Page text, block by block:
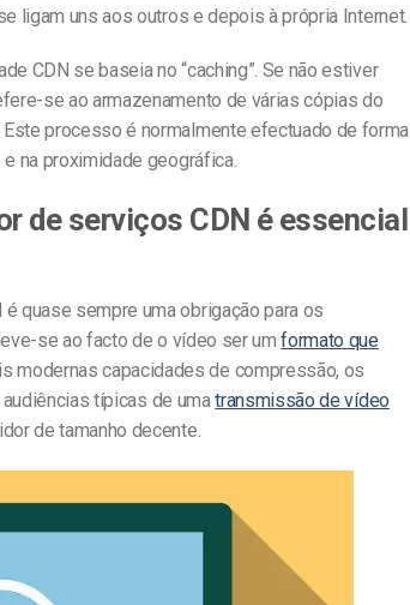
ligam uns aos outros e depois à própria Internet.
CDN se baseia no “caching”. Se não estiver
se ao armazenamento de várias cópias do
processo é normalmente efectuado de forma
na proximidade geográfica.
de serviços CDN é essencial
quase sempre uma obrigação para os
se ao facto de o vídeo ser umformato que
modernas capacidades de compressão, os
típicas de umatransmissão de vídeo
de tamanho decente.